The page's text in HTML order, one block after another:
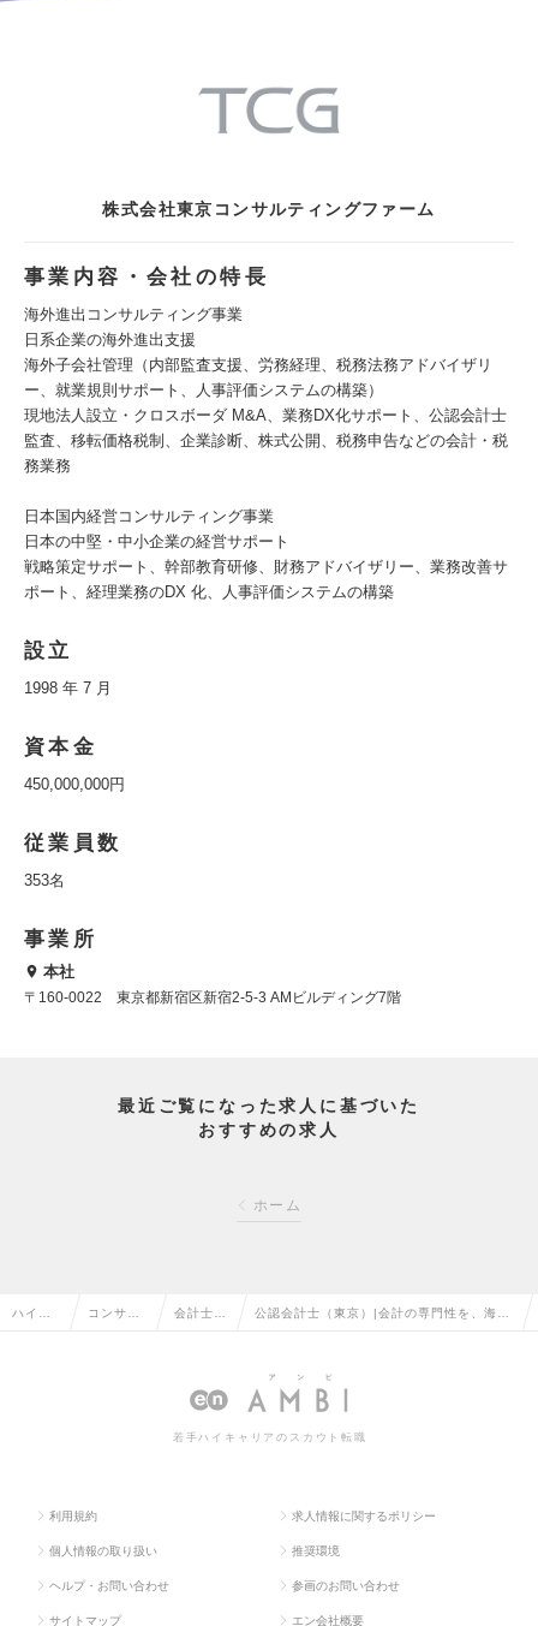
株式会社東京コンサルティングファーム
事業内容・会社の特長
海外進出コンサルティング事業
日系企業の海外進出支援
海外子会社管理（内部監査支援、労務経理、税務法務アドバイザリ
ー、就業規則サポート、人事評価システムの構築）
現地法人設立・クロスボーダ M&A、業務DX化サポート、公認会計士
監査、移転価格税制、企業診断、株式公開、税務申告などの会計・税
務業務
日本国内経営コンサルティング事業
日本の中堅・中小企業の経営サポート
戦略策定サポート、幹部教育研修、財務アドバイザリー、業務改善サ
ポート、経理業務のDX 化、人事評価システムの構築
設立
1998 年 7 月
資本金
450,000,000円
従業員数
353名
事業所
本社
〒160-0022 東京都新宿区新宿2-5-3 AMビルディング7階
最近ご覧になった求人に基づいた
おすすめの求人
ホーム
ハイク コンサル 会計士・
転職
公認会計士（東京）|会計の専門性を、海外
活かす。の求人情報
若手ハイキャリアのスカウト転職
利用規約 求人情報に関するポリシー
個人情報の取り扱い 推奨環境
ヘルプ・お問い合わせ 参画のお問い合わせ
サイトマップ エン会社概要